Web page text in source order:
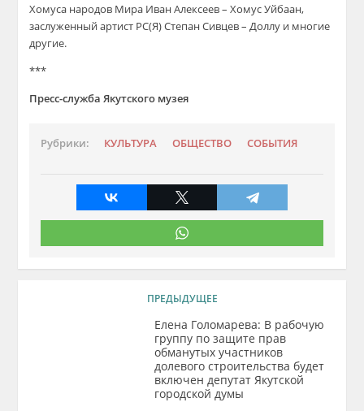
Хомуса народов Мира Иван Алексеев – Хомус Уйбаан,
заслуженный артист РС(Я) Степан Сивцев – Доллу и многие
другие.
***
Пресс-служба Якутского музея
Рубрики: КУЛЬТУРА ОБЩЕСТВО СОБЫТИЯ
ПРЕДЫДУЩЕЕ
Елена Голомарева: В рабочую
группу по защите прав
обманутых участников
долевого строительства будет
включен депутат Якутской
городской думы